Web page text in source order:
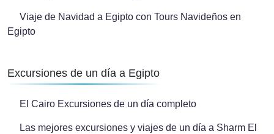
Viaje de Navidad a Egipto con Tours Navideños en
Egipto
Excursiones de un día a Egipto
El Cairo Excursiones de un día completo
Las mejores excursiones y viajes de un día a Sharm El